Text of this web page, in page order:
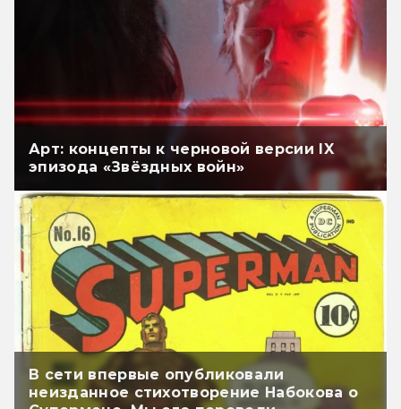
Арт: концепты к черновой версии IX
эпизода «Звёздных войн»
В сети впервые опубликовали
неизданное стихотворение Набокова о